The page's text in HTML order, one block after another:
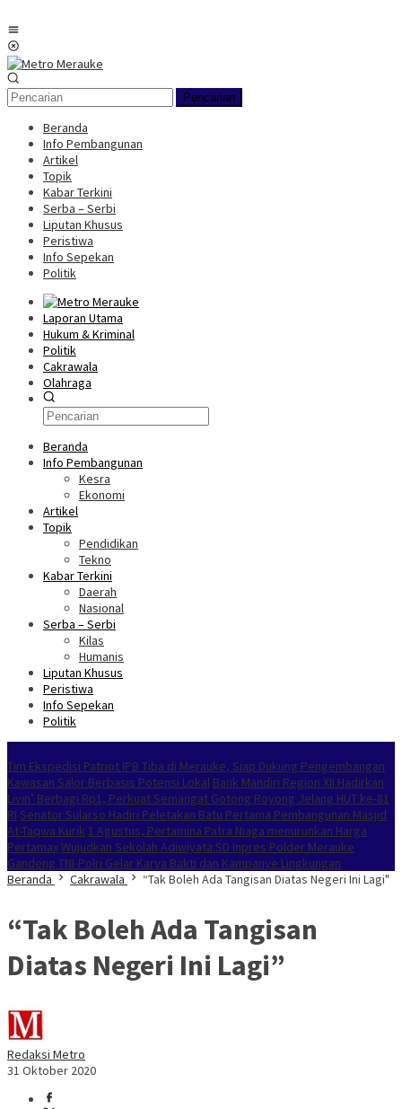
ke
konten
Pencarian
Beranda
Info Pembangunan
Artikel
Topik
Kabar Terkini
Serba – Serbi
Liputan Khusus
Peristiwa
Info Sepekan
Politik
Laporan Utama
Hukum & Kriminal
Politik
Cakrawala
Olahraga
Beranda
Info Pembangunan
Kesra
Ekonomi
Artikel
Topik
Pendidikan
Tekno
Kabar Terkini
Daerah
Nasional
Serba – Serbi
Kilas
Humanis
Liputan Khusus
Peristiwa
Info Sepekan
Politik
Tim Ekspedisi Patriot IPB Tiba di Merauke, Siap Dukung Pengembangan
Kawasan Salor Berbasis Potensi Lokal Bank Mandiri Region XII Hadirkan
Livin’ Berbagi Rp1, Perkuat Semangat Gotong Royong Jelang HUT ke-81
RI Senator Sularso Hadiri Peletakan Batu Pertama Pembangunan Masjid
At-Taqwa Kurik 1 Agustus, Pertamina Patra Niaga menurunkan Harga
PertamaxWujudkan Sekolah Adiwiyata:SD Inpres Polder Merauke
Gandeng TNI-Polri Gelar Karya Bakti dan Kampanye Lingkungan
Beranda
Cakrawala “Tak Boleh Ada Tangisan Diatas Negeri Ini Lagi"
“Tak Boleh Ada Tangisan
Diatas Negeri Ini Lagi”
Redaksi Metro
31 Oktober 2020